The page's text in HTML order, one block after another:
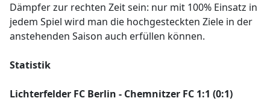
Dämpfer zur rechten Zeit sein: nur mit 100% Einsatz in
jedem Spiel wird man die hochgesteckten Ziele in der
anstehenden Saison auch erfüllen können.
Statistik
Lichterfelder FC Berlin - Chemnitzer FC 1:1 (0:1)